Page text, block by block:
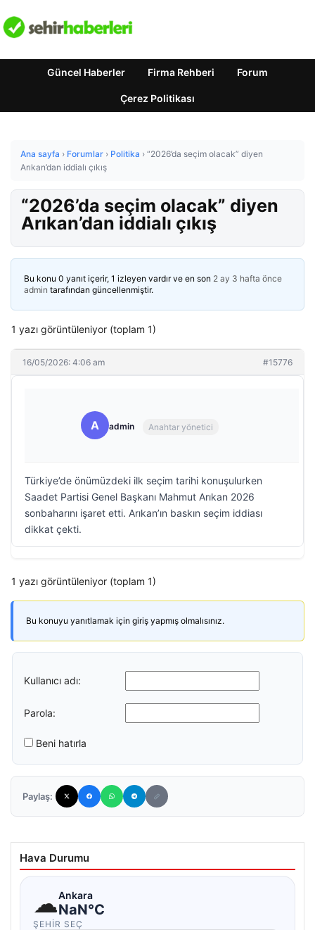
Güncel Haberler Firma Rehberi Forum
Çerez Politikası
Ana sayfa › Forumlar › Politika › “2026’da seçim olacak” diyen
Arıkan’dan iddialı çıkış
“2026’da seçim olacak” diyen
Arıkan’dan iddialı çıkış
Bu konu 0 yanıt içerir, 1 izleyen vardır ve en son 2 ay 3 hafta önce
admin tarafından güncellenmiştir.
1 yazı görüntüleniyor (toplam 1)
16/05/2026: 4:06 am #15776
A admin Anahtar yönetici
Türkiye’de önümüzdeki ilk seçim tarihi konuşulurken
Saadet Partisi Genel Başkanı Mahmut Arıkan 2026
sonbaharını işaret etti. Arıkan’ın baskın seçim iddiası
dikkat çekti.
1 yazı görüntüleniyor (toplam 1)
Bu konuyu yanıtlamak için giriş yapmış olmalısınız.
Kullanıcı adı:
Parola:
Beni hatırla
Paylaş:
Hava Durumu
☁Ankara
NaN°C
ŞEHIR SEÇ